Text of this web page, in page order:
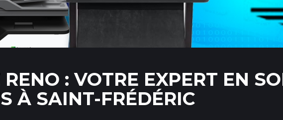
: VOTRE EXPERT EN
À SAINT-FRÉDÉRIC